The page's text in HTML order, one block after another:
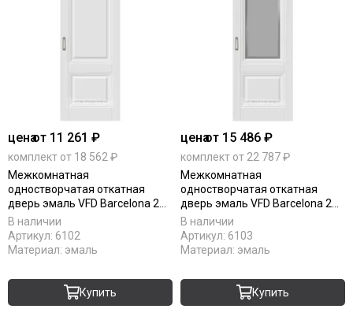
ценаот 11 261 ₽
комплект от 18 562 ₽
Межкомнатная
одностворчатая откатная
дверь эмаль VFD Barcelona 2
Polar белая глухая
В наличии
Артикул: 6102
Материал: эмаль
Купить
ценаот 15 486 ₽
комплект от 22 787 ₽
Межкомнатная
одностворчатая откатная
дверь эмаль VFD Barcelona 2
Polar белая остеклённая
В наличии
Артикул: 6103
Материал: эмаль
Купить